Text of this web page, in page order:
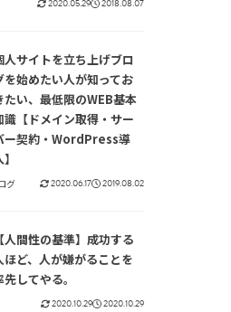
2020.05.29 2018.08.07
人サイトを立ち上げブロ
を始めたい人が知ってお
たい、最低限のWEB基本
識【ドメイン取得・サー
ー契約・WordPress導
グ 2020.06.17 2019.08.02
【人間性の基準】成功する
ほど、人が嫌がることを
先してやる。
2020.10.29 2020.10.29